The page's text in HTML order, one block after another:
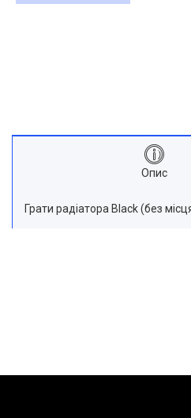
Опис
Грати радіатора Black (без